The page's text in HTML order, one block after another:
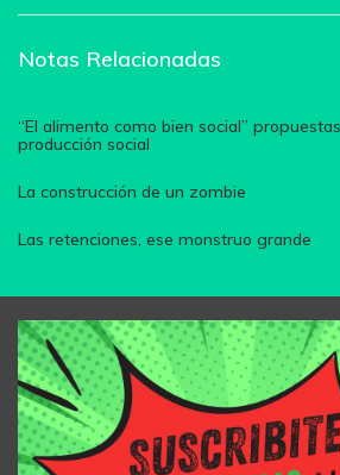
Notas Relacionadas
“El alimento como bien social”
producción social
La construcción de un zombie
Las retenciones, ese monstruo grande